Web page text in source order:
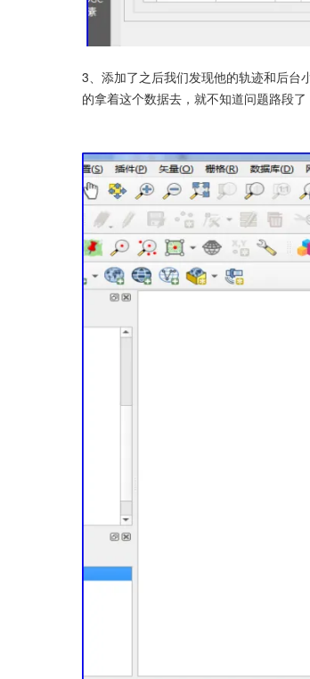
3、添加了之后我们发现他的轨迹和后台
的拿着这个数据去，就不知道问题路段了